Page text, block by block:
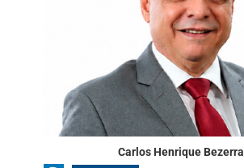
Carlos Henrique Bezerra